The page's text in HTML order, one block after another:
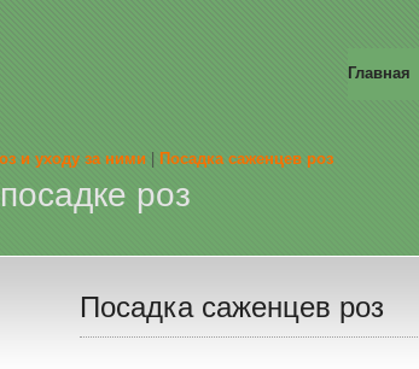
Главная
и уходу за ними | Посадка саженцев роз
роз
Посадка саженцев роз